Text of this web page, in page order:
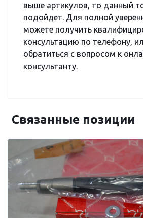
выше артикулов, то данный
подойдет. Для полной
можете получить
консультацию по телефону,
обратиться с вопросом к
консультанту.
Связанные позиции